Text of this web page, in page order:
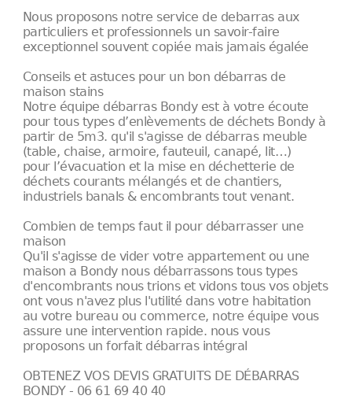
Nous proposons notre service de debarras aux
particuliers et professionnels un savoir-faire
exceptionnel souvent copiée mais jamais égalée
Conseils et astuces pour un bon débarras de
maison stains
Notre équipe débarras Bondy est à votre écoute
pour tous types d’enlèvements de déchets Bondy à
partir de 5m3. qu'il s'agisse de débarras meuble
(table, chaise, armoire, fauteuil, canapé, lit…)
pour l’évacuation et la mise en déchetterie de
déchets courants mélangés et de chantiers,
industriels banals & encombrants tout venant.
Combien de temps faut il pour débarrasser une
maison
Qu'il s'agisse de vider votre appartement ou une
maison a Bondy nous débarrassons tous types
d'encombrants nous trions et vidons tous vos objets
ont vous n'avez plus l'utilité dans votre habitation
au votre bureau ou commerce, notre équipe vous
assure une intervention rapide. nous vous
proposons un forfait débarras intégral
OBTENEZ VOS DEVIS GRATUITS DE DÉBARRAS
BONDY - 06 61 69 40 40